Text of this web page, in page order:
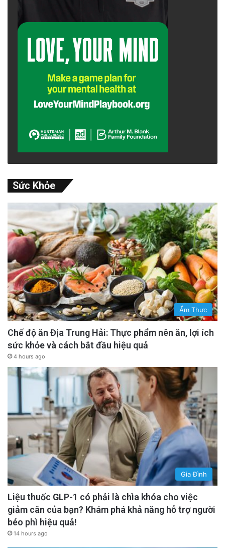
Sức Khỏe
Ẩm Thực
Chế độ ăn Địa Trung Hải: Thực phẩm nên ăn, lợi ích
sức khỏe và cách bắt đầu hiệu quả
4 hours ago
Gia Đình
Liệu thuốc GLP-1 có phải là chìa khóa cho việc
giảm cân của bạn? Khám phá khả năng hỗ trợ người
béo phì hiệu quả!
14 hours ago